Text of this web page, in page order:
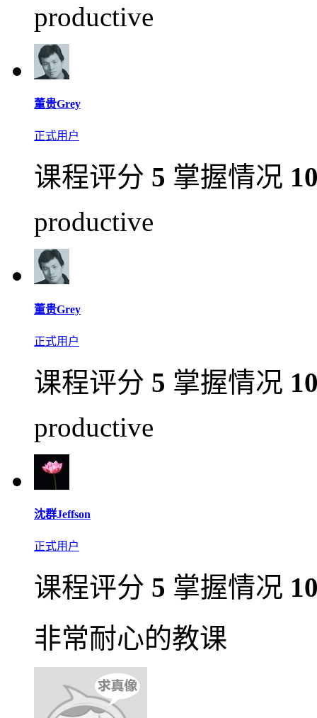
productive
董贵Grey
正式用户
课程评分 5 掌握情况
productive
董贵Grey
正式用户
课程评分 5 掌握情况
productive
沈群Jeffson
正式用户
课程评分 5 掌握情况
非常耐心的教课